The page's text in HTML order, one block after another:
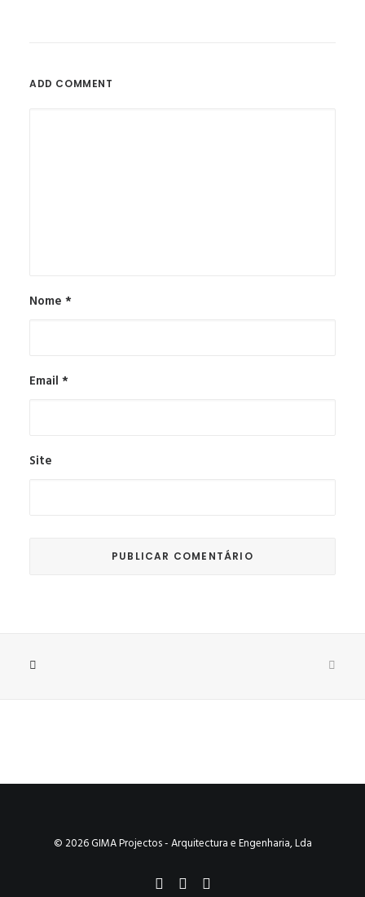
ADD COMMENT
Nome *
Email *
Site
© 2026 GIMA Projectos - Arquitectura e Engenharia, Lda